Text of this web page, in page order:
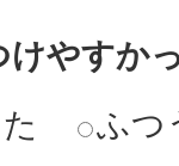
けやすか
ふつ